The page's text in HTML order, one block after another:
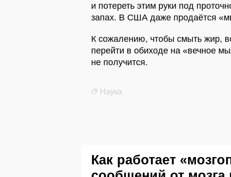
и потереть этим руки под
запах. В США даже продаётся
К сожалению, чтобы смыть жир,
перейти в обиходе на «вечное
не получится.
Наука
Как работает